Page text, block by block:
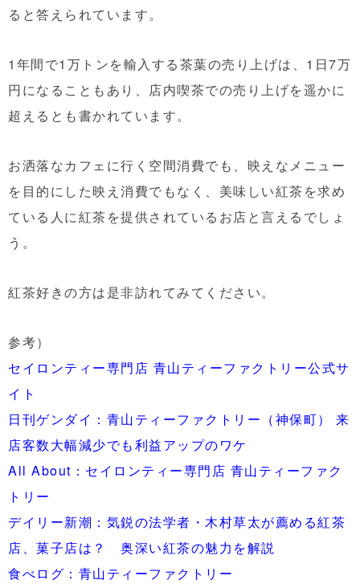
ると答えられています。
1年間で1万トンを輸入する茶葉の売り上げは、1日7万
円になることもあり、店内喫茶での売り上げを遥かに
超えるとも書かれています。
お洒落なカフェに行く空間消費でも、映えなメニュー
を目的にした映え消費でもなく、美味しい紅茶を求め
ている人に紅茶を提供されているお店と言えるでしょ
う。
紅茶好きの方は是非訪れてみてください。
参考）
セイロンティー専門店 青山ティーファクトリー公式サ
イト
日刊ゲンダイ：青山ティーファクトリー（神保町） 来
店客数大幅減少でも利益アップのワケ
All About：セイロンティー専門店 青山ティーファク
トリー
デイリー新潮：気鋭の法学者・木村草太が薦める紅茶
店、菓子店は？ 奥深い紅茶の魅力を解説
食べログ：青山ティーファクトリー